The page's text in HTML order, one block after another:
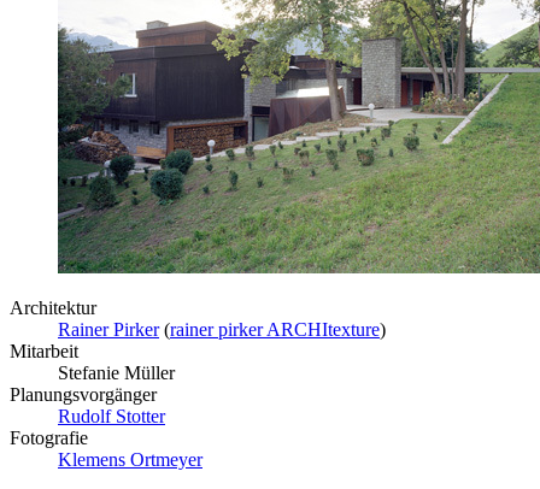
Architektur
Rainer Pirker(rainer pirker ARCHItexture)
Mitarbeit
Stefanie Müller
Planungsvorgänger
Rudolf Stotter
Fotografie
Klemens Ortmeyer